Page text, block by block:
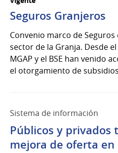
Seguros Granjeros
Convenio marco de
sector de la Granja. Desde
MGAP y el BSE han venido
el otorgamiento de
Sistema de información
Públicos y privados
mejora de oferta en